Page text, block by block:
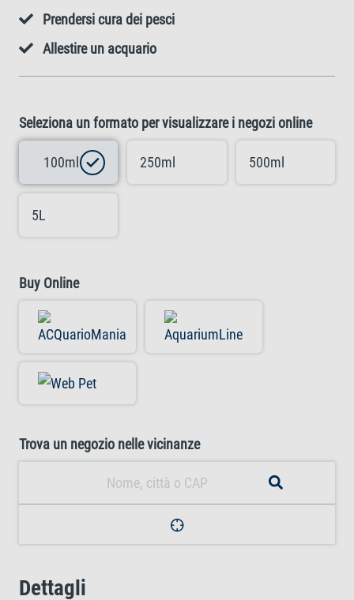
Prendersi cura dei pesci
Allestire un acquario
Seleziona un formato per visualizzare i negozi online
100ml 250ml 500ml
5L
Buy Online
Trova un negozio nelle vicinanze
Dettagli